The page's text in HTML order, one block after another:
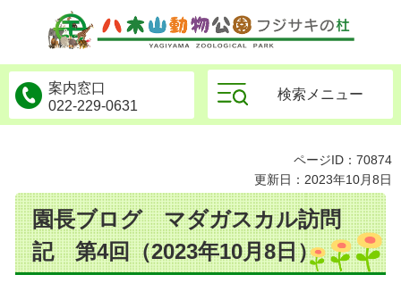
公園フジサキの杜
案内窓口
022-229-0631
検索メニュー
ページID：70874
更新日：2023年10月8日
園長ブログ マダガスカル訪問
記 第4回（2023年10月8日）